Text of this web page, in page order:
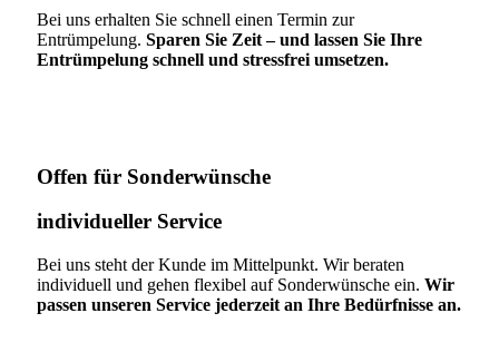
Bei uns erhalten Sie schnell einen Termin zur
Entrümpelung. Sparen Sie Zeit – und lassen Sie Ihre
Entrümpelung schnell und stressfrei umsetzen.
Offen für Sonderwünsche​
individueller Service
Bei uns steht der Kunde im Mittelpunkt. Wir beraten
individuell und gehen flexibel auf Sonderwünsche ein. Wir
passen unseren Service jederzeit an Ihre Bedürfnisse an.